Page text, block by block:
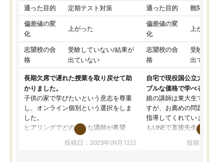
通った目的 定期テスト対策
偏差値の変
化
上がった
志望校の合
格
受験していない/結果が
出ていない
長期欠席で遅れた授業を取り戻せて助
かりました。
子供の家で学びたいという意志を尊重
し、オンライン個別という選択をしま
した。
ヒアリングでどのような講師が希望
か、オプションは付帯するかなど選ぶ
事が出来ました。
投稿日：2025年09月12日
通った目的 難関私立
偏差値の変
化
上がった
志望校の合
格
受験して
出ていな
自宅で現役国公立大学生
ブルな価格で学べる
娘の講師は東大生では無
すが、お薦めの問題集や
指導してくれています。
もLINEで直接先生に質問
めれるので、個人に合
投稿日：